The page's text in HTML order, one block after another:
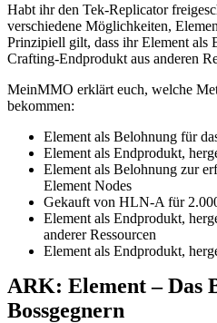
Habt ihr den Tek-Replicator
verschiedene Möglichkeiten,
Prinzipiell gilt, dass ihr Element als
Crafting-Endprodukt aus anderen
MeinMMO erklärt euch, welche
bekommen:
Element als Belohnung für
Element als Endprodukt,
Element als Belohnung zur
Element Nodes
Gekauft von HLN-A für
Element als Endprodukt,
anderer Ressourcen
Element als Endprodukt,
ARK: Element – Das
Bossgegnern